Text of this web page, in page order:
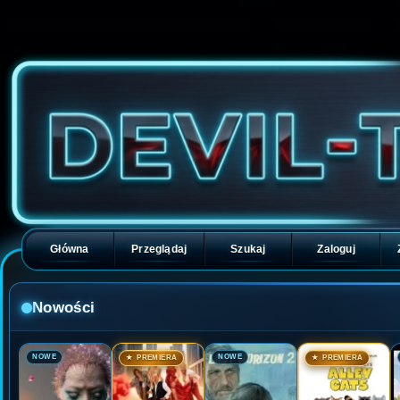
Główna Przeglądaj Szukaj Zaloguj
Nowości
🎬NOWE 🎬★ PREMIERA 🎬NOWE 🎬★ PREMIERA